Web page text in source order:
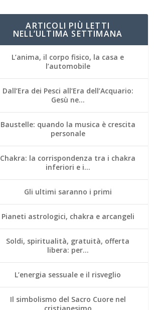
ARTICOLI PIÙ LETTI
NELL’ULTIMA SETTIMANA
L’anima, il corpo fisico, la casa e
l’automobile
Dall’Era dei Pesci all’Era dell’Acquario:
Gesù ne…
Baustelle: quando la musica è crescita
personale
Chakra: la corrispondenza tra i chakra
inferiori e i…
Gli ultimi saranno i primi
Pianeti astrologici, chakra e arcangeli
Soldi, spiritualità, gratuità, offerta
libera: per…
L’energia sessuale e il risveglio
Il simbolismo del Sacro Cuore nel
cristianesimo